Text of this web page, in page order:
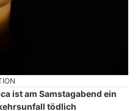
ist am Samstagabend ein
tödlich